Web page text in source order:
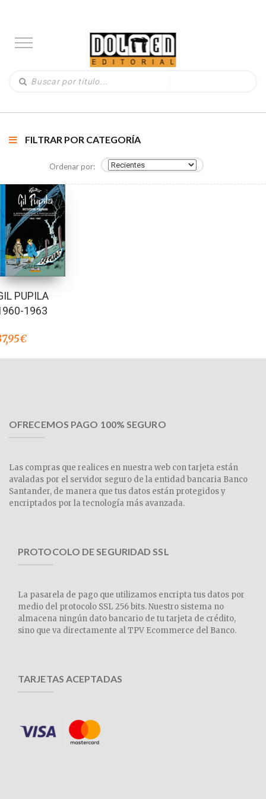
FILTRAR POR CATEGORÍA
Ordenar por:
PUPILA
1963
€
OFRECEMOS PAGO 100% SEGURO
Las compras que realices en nuestra web con tarjeta están
avaladas por el servidor seguro de la entidad bancaria Banco
Santander, de manera que tus datos están protegidos y
encriptados por la tecnología más avanzada.
PROTOCOLO DE SEGURIDAD SSL
La pasarela de pago que utilizamos encripta tus datos por
medio del protocolo SSL 256 bits. Nuestro sistema no
almacena ningún dato bancario de tu tarjeta de crédito,
sino que va directamente al TPV Ecommerce del Banco.
TARJETAS ACEPTADAS